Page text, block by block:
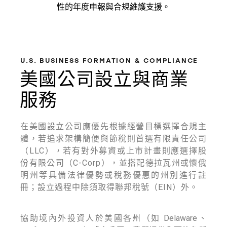
性的年度申報與合規維護支援。
U.S. BUSINESS FORMATION & COMPLIANCE
美國公司設立與商業
服務
在美國設立公司應優先根據經營目標選擇合規主
體，若追求架構簡便與節稅則首選有限責任公司
（LLC），若有對外募資或上市計畫則應選擇股
份有限公司（C-Corp），並搭配德拉瓦州或懷俄
明州等具備法律優勢或稅務優惠的州別進行註
冊；設立過程中除須取得聯邦稅號（EIN）外。
協助境內外投資人於美國各州（如 Delaware、